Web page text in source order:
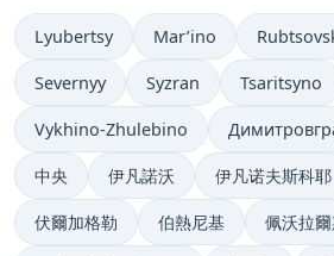
Lyubertsy Mar’ino
Severnyy Syzran Tsaritsyno
Vykhino-Zhulebino
中央 伊凡諾沃 伊凡诺夫斯科耶
伏爾加格勒 伯熱尼基 佩沃拉